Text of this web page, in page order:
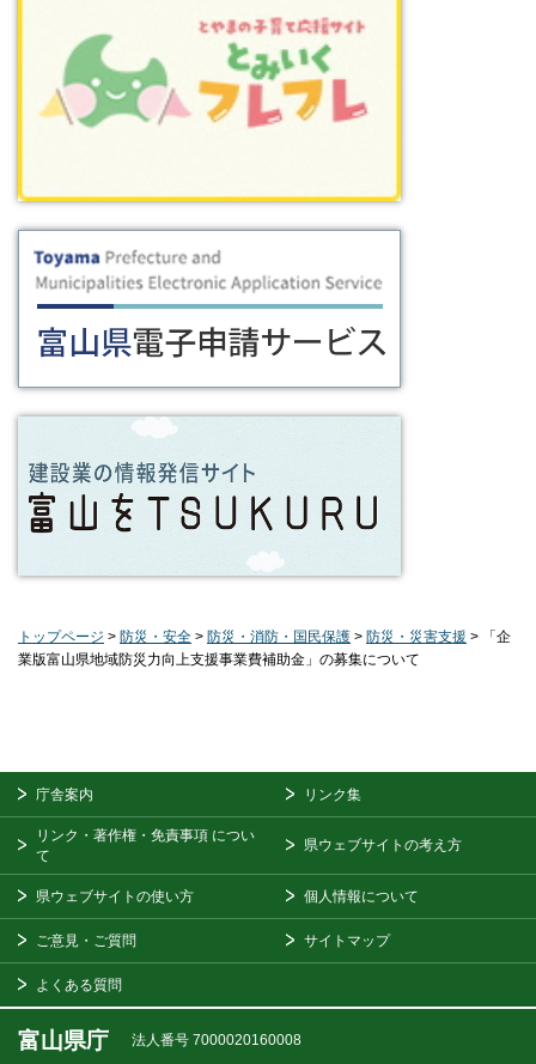
トップページ > 防災・安全 > 防災・消防・国民保護 > 防災・災害支援 > 「企
業版富山県地域防災力向上支援事業費補助金」の募集について
庁舎案内 リンク集
リンク・著作権・免責事項 につい
て
県ウェブサイトの考え方
県ウェブサイトの使い方 個人情報について
ご意見・ご質問 サイトマップ
よくある質問
富山県庁 法人番号 7000020160008